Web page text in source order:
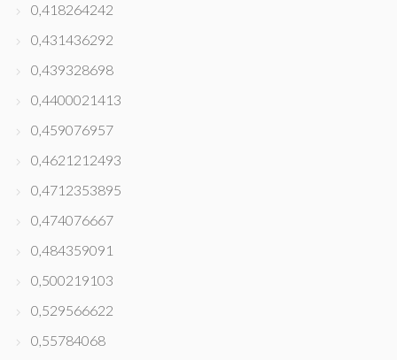
0,418264242
0,431436292
0,439328698
0,4400021413
0,459076957
0,4621212493
0,4712353895
0,474076667
0,484359091
0,500219103
0,529566622
0,55784068